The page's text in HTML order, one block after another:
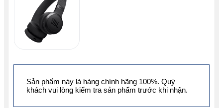
Sản phẩm này là hàng chính hãng 100%. Quý
khách vui lòng kiểm tra sản phẩm trước khi nhận.